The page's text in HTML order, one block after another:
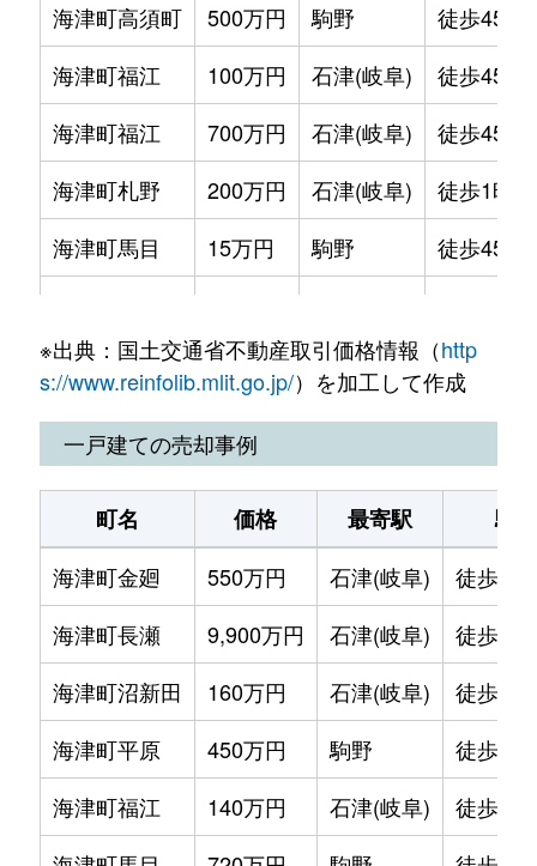
海津町高須町
500万円 駒野
徒歩45分
海津町福江
100万円 石津(岐阜)
徒歩45分
海津町福江
700万円 石津(岐阜)
徒歩45分
海津町札野
200万円 石津(岐阜)
徒歩1時
海津町馬目
15万円 駒野
徒歩45分
南濃町駒野
500万円 駒野
徒歩11分
南濃町駒野
100万円 駒野
徒歩7分
南濃町境
150万円 美濃松山
徒歩16分
南濃町田鶴
350万円 美濃松山
徒歩4分
南濃町津屋
150万円 美濃津屋
徒歩4分
平田町今尾
700万円 駒野
徒歩1時
平田町今尾
100万円 駒野
徒歩1時
平田町蛇池
60万円 駒野
徒歩1時
平田町高田
74万円 駒野 徒歩1時
※出典：国土交通省不動産取引価格情報（http
s://www.reinfolib.mlit.go.jp/）を加工して作成
一戸建ての売却事例
町名 価格 最寄駅
駅
海津町金廻
550万円 石津(岐阜)
徒歩1
海津町長瀬
9,900万円 石津(岐阜)
徒歩1
海津町沼新田
160万円 石津(岐阜)
徒歩25
海津町平原
450万円 駒野
徒歩1
海津町福江
140万円 石津(岐阜)
徒歩1